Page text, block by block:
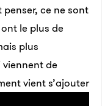
ce ne sont
le plus de
plus
viennent de
vient s’ajouter